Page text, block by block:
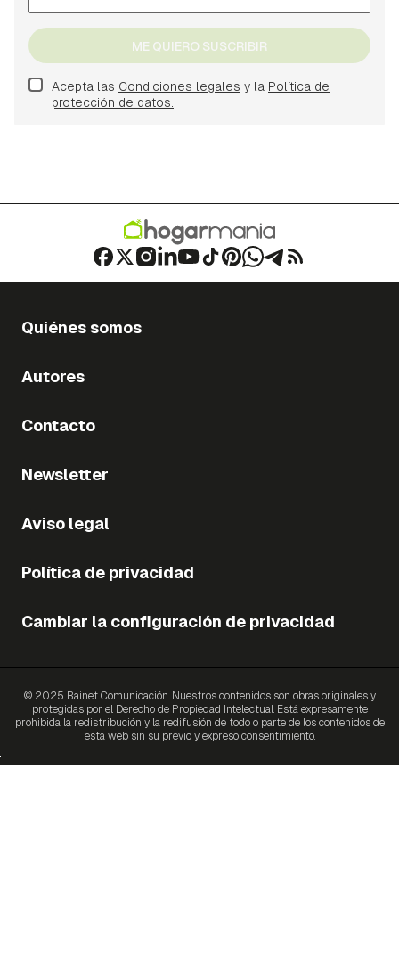
ME QUIERO SUSCRIBIR
Acepta las Condiciones legales y la Política de
protección de datos.
Quiénes somos
Autores
Contacto
Newsletter
Aviso legal
Política de privacidad
Cambiar la configuración de privacidad
© 2025 Bainet Comunicación. Nuestros contenidos son obras originales y
protegidas por el Derecho de Propiedad Intelectual. Está expresamente
prohibida la redistribución y la redifusión de todo o parte de los contenidos de
esta web sin su previo y expreso consentimiento.